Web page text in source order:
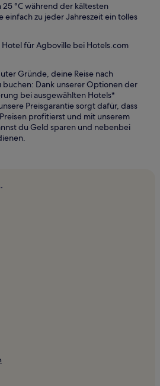
°C während der kältesten
einfach zu jeder Jahreszeit ein tolles
für Agboville bei Hotels.com
Gründe, deine Reise nach
buchen: Dank unserer Optionen der
bei ausgewählten Hotels*
Preisgarantie sorgt dafür, dass
profitierst und mit unserem
du Geld sparen und nebenbei